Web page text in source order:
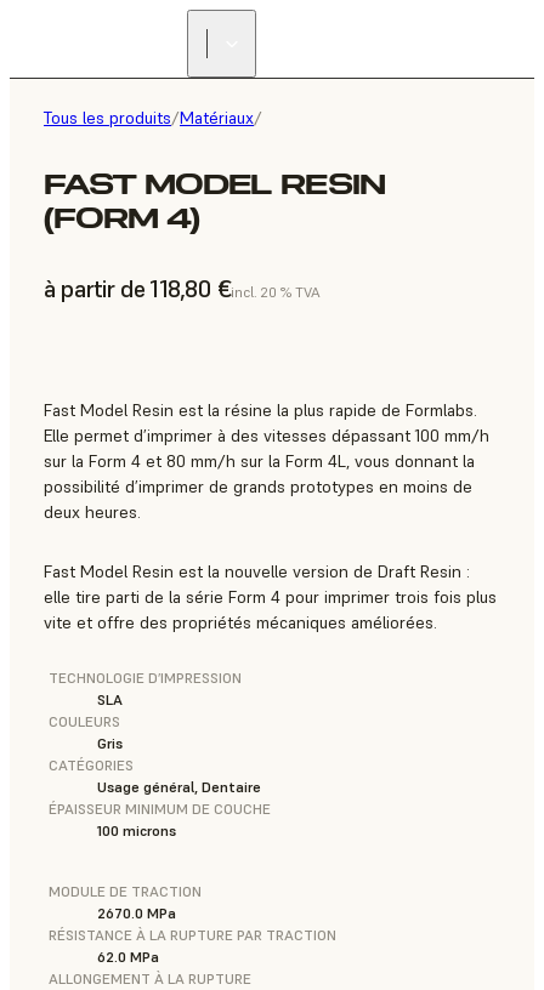
Tous les produits/Matériaux/
FAST MODEL RESIN
(FORM 4)
à partir de 118,80 €incl. 20 % TVA
Fast Model Resin est la résine la plus rapide de Formlabs.
Elle permet d’imprimer à des vitesses dépassant 100 mm/h
sur la Form 4 et 80 mm/h sur la Form 4L, vous donnant la
possibilité d’imprimer de grands prototypes en moins de
deux heures.
Fast Model Resin est la nouvelle version de Draft Resin :
elle tire parti de la série Form 4 pour imprimer trois fois plus
vite et offre des propriétés mécaniques améliorées.
TECHNOLOGIE D’IMPRESSION
SLA
COULEURS
Gris
CATÉGORIES
Usage général, Dentaire
ÉPAISSEUR MINIMUM DE COUCHE
100 microns
MODULE DE TRACTION
2670.0 MPa
RÉSISTANCE À LA RUPTURE PAR TRACTION
62.0 MPa
ALLONGEMENT À LA RUPTURE